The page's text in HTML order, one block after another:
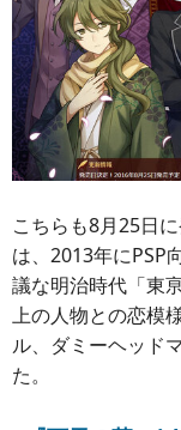
こちらも8月25日
は、2013年にPSP
議な明治時代「東
上の人物との恋模
ル、ダミーヘッド
た。